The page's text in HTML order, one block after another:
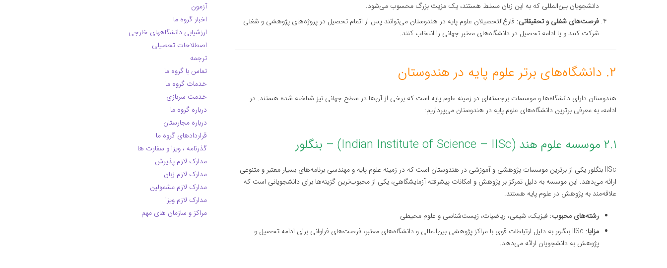
دانشجویان بین‌المللی که به این زبان مسلط هستند، یک مزیت بزرگ محسوب می‌شود.
فرصت‌های شغلی و تحقیقاتی: فارغ‌التحصیلان علوم پایه در هندوستان می‌توانند پس از اتمام تحصیل در پروژه‌های پژوهشی و شغلی
شرکت کنند و یا ادامه تحصیل در دانشگاه‌های معتبر جهانی را انتخاب کنند.
۲. دانشگاه‌های برتر علوم پایه در هندوستان
هندوستان دارای دانشگاه‌ها و موسسات برجسته‌ای در زمینه علوم پایه است که برخی از آن‌ها در سطح جهانی نیز شناخته شده هستند. در
ادامه، به معرفی برترین دانشگاه‌های علوم پایه در هندوستان می‌پردازیم:
۲.۱ موسسه علوم هند (Indian Institute of Science – IISc) – بنگلور
IISc بنگلور یکی از برترین موسسات پژوهشی و آموزشی در هندوستان است که در زمینه علوم پایه و مهندسی برنامه‌های بسیار معتبر و متنوعی
ارائه می‌دهد. این موسسه به دلیل تمرکز بر پژوهش و امکانات پیشرفته آزمایشگاهی، یکی از محبوب‌ترین گزینه‌ها برای دانشجویانی است که
علاقه‌مند به پژوهش در علوم پایه هستند.
رشته‌های محبوب: فیزیک، شیمی، ریاضیات، زیست‌شناسی و علوم محیطی
مزایا
: IISc بنگلور به دلیل ارتباطات قوی با مراکز پژوهشی بین‌المللی و دانشگاه‌های معتبر، فرصت‌های فراوانی برای ادامه تحصیل و
پژوهش به دانشجویان ارائه می‌دهد.
آزمون
اخبار گروه ما
ارزشیابی دانشگاههای خارجی
اصطلاحات تحصیلی
ترجمه
تماس با گروه ما
خدمات گروه ما
خدمت سربازی
درباره گروه ما
درباره مجارستان
قراردادهای گروه ما
گذرنامه ، ویزا و سفارت ها
مدارک لازم پذیرش
مدارک لازم زبان
مدارک لازم مشمولین
مدارک لازم ویزا
مراکز و سازمان های مهم